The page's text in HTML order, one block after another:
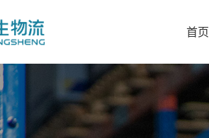
首页